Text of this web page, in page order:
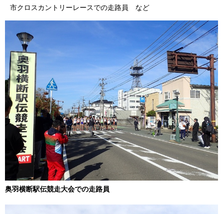
市クロスカントリーレースでの走路員 など
奥羽横断駅伝競走大会での走路員